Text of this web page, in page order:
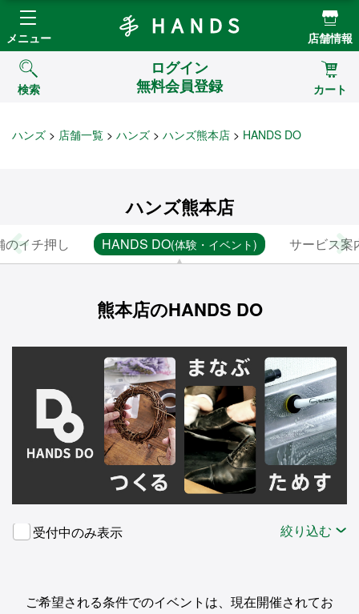
Hands ハンズ
メニュー 店舗情報
検索
ログイン
無料会員登録
カート
ハンズ 店舗一覧 ハンズ ハンズ熊本店 HANDS DO
ハンズ熊本店
のイチ押し HANDS DO(体験・イベント) サービス案
熊本店のHANDS DO
受付中のみ表示 絞り込む
ご希望される条件でのイベントは、現在開催されてお